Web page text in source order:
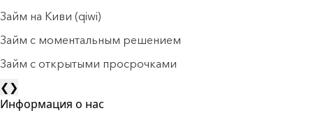
Займ на Киви (qiwi)
Займ c моментальным решением
Займ с открытыми просрочками
❮❯
Информация о нас